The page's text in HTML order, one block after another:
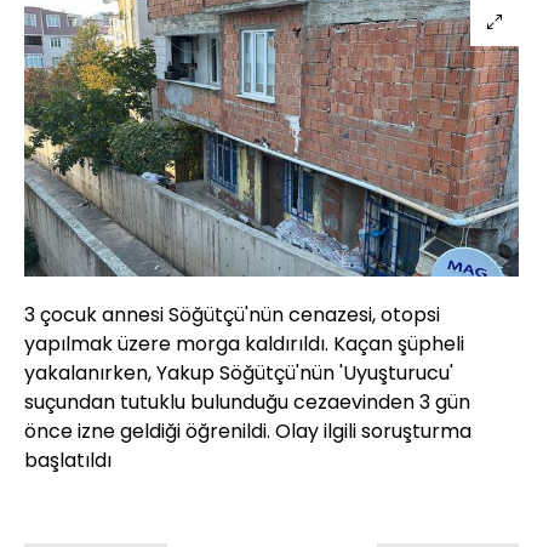
3 çocuk annesi Söğütçü'nün cenazesi, otopsi
yapılmak üzere morga kaldırıldı. Kaçan şüpheli
yakalanırken, Yakup Söğütçü'nün 'Uyuşturucu'
suçundan tutuklu bulunduğu cezaevinden 3 gün
önce izne geldiği öğrenildi. Olay ilgili soruşturma
başlatıldı